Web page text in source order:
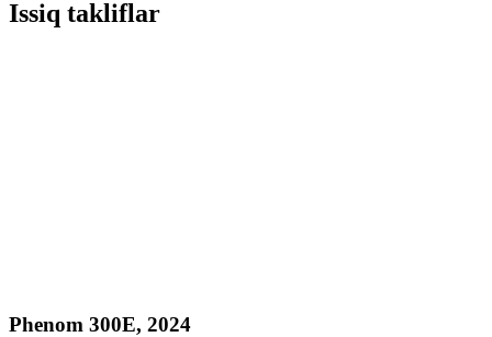
Issiq takliflar
Phenom 300E, 2024